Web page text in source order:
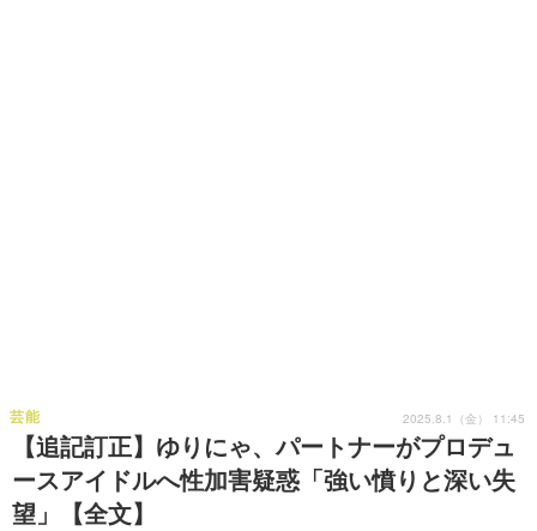
【追記訂正】ゆりにゃ、パートナーがプロデュ
ースアイドルへ性加害疑惑「強い憤りと深い失
望」【全文】
芸能 2025.8.1（金） 11:45